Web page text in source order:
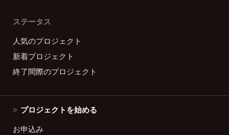
ステータス
人気のプロジェクト
新着プロジェクト
終了間際のプロジェクト
プロジェクトを始める
お申込み